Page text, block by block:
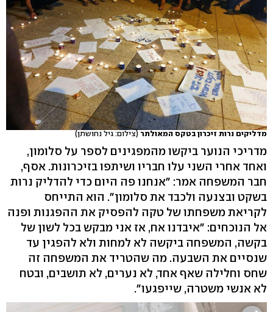
מדליקים נרות זיכרון בטקס המאולתר (צילום: גיל נחושתן)
מדריכי הנוער ביקשו מהמפגינים לספר על סלומון,
ואחד אחרי השני עלו חבריו ושיתפו בזיכרונות. אסף,
חבר המשפחה אמר: "אנחנו פה היום כדי להדליק נרות
בשקט ובצנעה ולכבד את סלומון". הוא התייחס
לקריאת משפחתו של טקה להפסיק את ההפגנות ופנה
אל הנוכחים: "איבדנו אח, אז אני מבקש בכל לשון של
בקשה, המשפחה ביקשה לא למחות ולא להפגין עד
שנסיים את השבעה. מה שהטריד את המשפחה זה
שחס וחלילה שאף אחד, לא נערים, לא תושבים, ובטח
לא אנשי משטרה, שייפגעו".